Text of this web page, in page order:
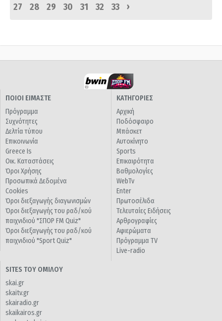
27
28 29 30 31 32 33 ›
ΠΟΙΟΙ ΕΙΜΑΣΤΕ
Πρόγραμμα
Συχνότητες
Δελτία τύπου
Επικοινωνία
Greece Is
Οικ. Καταστάσεις
Όροι Χρήσης
Προσωπικά Δεδομένα
Cookies
Όροι διεξαγωγής διαγωνισμών
Όροι διεξαγωγής του ραδ/κού
παιχνιδιού "ΣΠΟΡ FM Quiz"
Όροι διεξαγωγής του ραδ/κού
παιχνιδιού "Sport Quiz"
ΚΑΤΗΓΟΡΙΕΣ
Αρχική
Ποδόσφαιρο
Μπάσκετ
Αυτοκίνητο
Sports
Επικαιρότητα
Βαθμολογίες
WebTv
Enter
Πρωτοσέλιδα
Τελευταίες Ειδήσεις
Αρθρογραφίες
Αφιερώματα
Πρόγραμμα TV
Live-radio
SITES ΤΟΥ ΟΜΙΛΟΥ
skai.gr
skaitv.gr
skairadio.gr
skaikairos.gr